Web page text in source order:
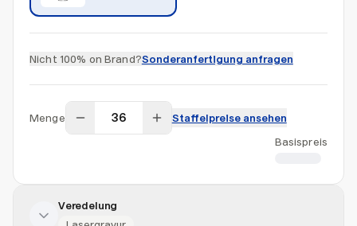
Nicht 100% on Brand?Sonderanfertigung anfragen
Menge
Staffelpreise ansehen
Basispreis
Veredelung